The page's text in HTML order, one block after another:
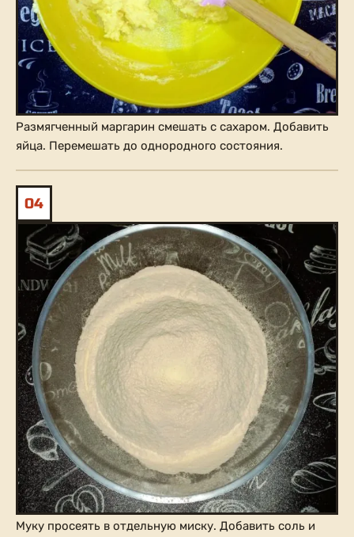
Размягченный маргарин смешать с сахаром. Добавить
яйца. Перемешать до однородного состояния.
04
Муку просеять в отдельную миску. Добавить соль и